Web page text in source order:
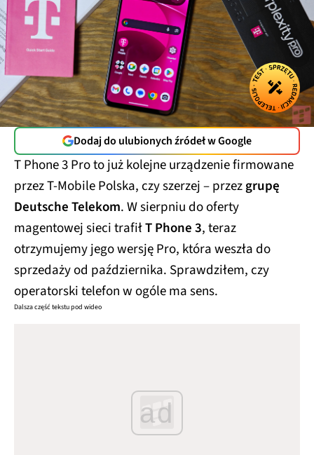
Dodaj do ulubionych źródeł w Google
T Phone 3 Pro to już kolejne urządzenie firmowane
przez T-Mobile Polska, czy szerzej – przezgrupę
Deutsche Telekom. W sierpniu do oferty
magentowej sieci trafiłT Phone 3, teraz
otrzymujemy jego wersję Pro, która weszła do
sprzedaży od października. Sprawdziłem, czy
operatorski telefon w ogóle ma sens.
Dalsza część tekstu pod wideo
ad